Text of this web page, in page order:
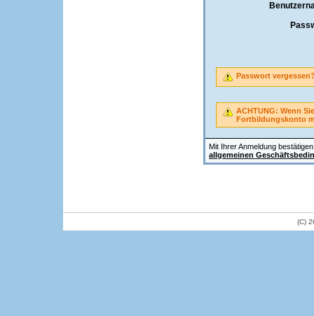
Mit Ihrer Anmeldung
allgemeinen
Passwort
ACHTUNG: Wenn
Fortbildungskonto
(C)